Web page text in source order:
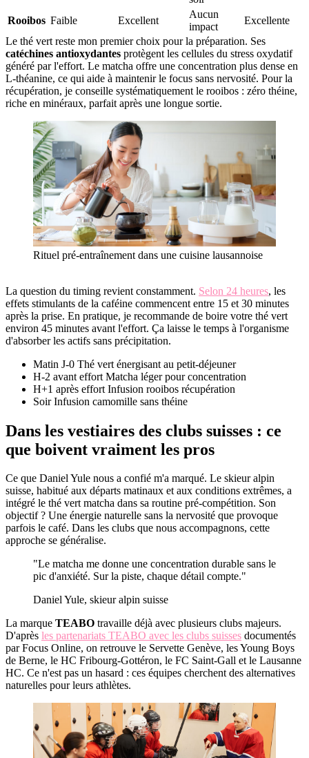
Rooibos Faible Excellent
Aucun
impact
Excellente
Le thé vert reste mon premier choix pour la préparation. Ses
catéchines antioxydantes protègent les cellules du stress oxydatif
généré par l'effort. Le matcha offre une concentration plus dense en
L-théanine, ce qui aide à maintenir le focus sans nervosité. Pour la
récupération, je conseille systématiquement le rooibos : zéro théine,
riche en minéraux, parfait après une longue sortie.
Rituel pré-entraînement dans une cuisine lausannoise
La question du timing revient constamment. Selon 24 heures, les
effets stimulants de la caféine commencent entre 15 et 30 minutes
après la prise. En pratique, je recommande de boire votre thé vert
environ 45 minutes avant l'effort. Ça laisse le temps à l'organisme
d'absorber les actifs sans précipitation.
Matin J-0 Thé vert énergisant au petit-déjeuner
H-2 avant effort Matcha léger pour concentration
H+1 après effort Infusion rooibos récupération
SoirInfusion camomille sans théine
Dans les vestiaires des clubs suisses : ce
que boivent vraiment les pros
Ce que Daniel Yule nous a confié m'a marqué. Le skieur alpin
suisse, habitué aux départs matinaux et aux conditions extrêmes, a
intégré le thé vert matcha dans sa routine pré-compétition. Son
objectif ? Une énergie naturelle sans la nervosité que provoque
parfois le café. Dans les clubs que nous accompagnons, cette
approche se généralise.
"Le matcha me donne une concentration durable sans le
pic d'anxiété. Sur la piste, chaque détail compte."
Daniel Yule, skieur alpin suisse
La marque TEABO travaille déjà avec plusieurs clubs majeurs.
D'après les partenariats TEABO avec les clubs suisses documentés
par Focus Online, on retrouve le Servette Genève, les Young Boys
de Berne, le HC Fribourg-Gottéron, le FC Saint-Gall et le Lausanne
HC. Ce n'est pas un hasard : ces équipes cherchent des alternatives
naturelles pour leurs athlètes.